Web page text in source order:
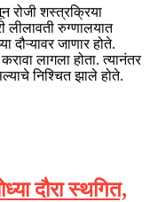
रोजी शस्त्रक्रिया
लीलावती रुग्णालयात
जाणार होते.
करावा लागला होता. त्यानंतर
निश्चित झाले होते.
दौरा स्थगित,